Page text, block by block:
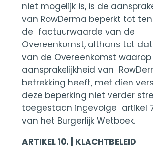
niet mogelijk is, is de
van RowDerma beperkt tot
de factuurwaarde van de
Overeenkomst, althans tot
van de Overeenkomst
aansprakelijkheid van
betrekking heeft, met dien
deze beperking niet verder
toegestaan ingevolge artikel
van het Burgerlijk Wetboek.
ARTIKEL 10. | KLACHTBELEID